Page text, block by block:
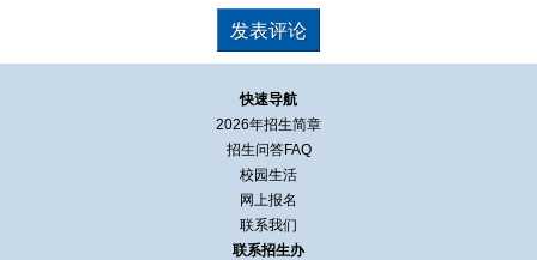
快速导航
2026年招生简章
招生问答FAQ
校园生活
网上报名
联系我们
联系招生办